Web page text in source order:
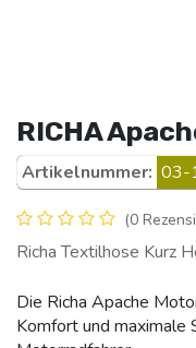
RICHA
Artikelnummer: 03-
(0
Richa Textilhose Kurz
Die Richa Apache
Komfort und maximale